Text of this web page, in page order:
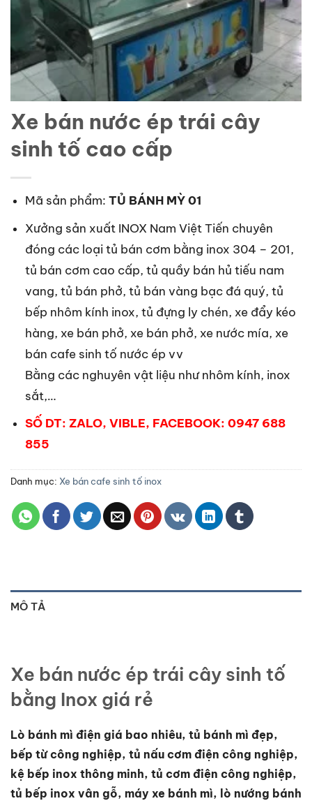
Xe bán nước ép trái cây
sinh tố cao cấp
Mã sản phẩm: TỦ BÁNH MỲ 01
Xưởng sản xuất INOX Nam Việt Tiến chuyên
đóng các loại tủ bán cơm bằng inox 304 – 201,
tủ bán cơm cao cấp, tủ quầy bán hủ tiếu nam
vang, tủ bán phở, tủ bán vàng bạc đá quý, tủ
bếp nhôm kính inox, tủ đựng ly chén, xe đẩy kéo
hàng, xe bán phở, xe bán phở, xe nước mía, xe
bán cafe sinh tố nước ép vv
Bằng các nghuyên vật liệu như nhôm kính, inox
sắt,…
SỐ DT: ZALO, VIBLE, FACEBOOK: 0947 688
855
Danh mục: Xe bán cafe sinh tố inox
MÔ TẢ
Xe bán nước ép trái cây sinh tố
bằng Inox giá rẻ
Lò bánh mì điện giá bao nhiêu, tủ bánh mì đẹp,
bếp từ công nghiệp, tủ nấu cơm điện công nghiệp,
kệ bếp inox thông minh, tủ cơm điện công nghiệp,
tủ bếp inox vân gỗ, máy xe bánh mì, lò nướng bánh